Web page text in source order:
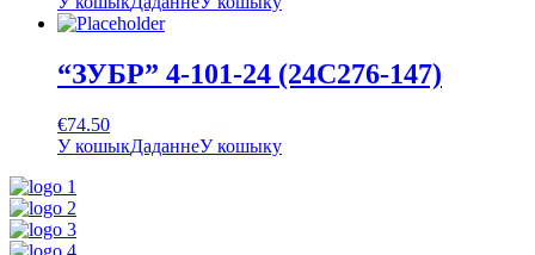
“ЗУБР” 4-101-24 (24С276-147)
€74.50
У кошыкДаданнеУ кошыку